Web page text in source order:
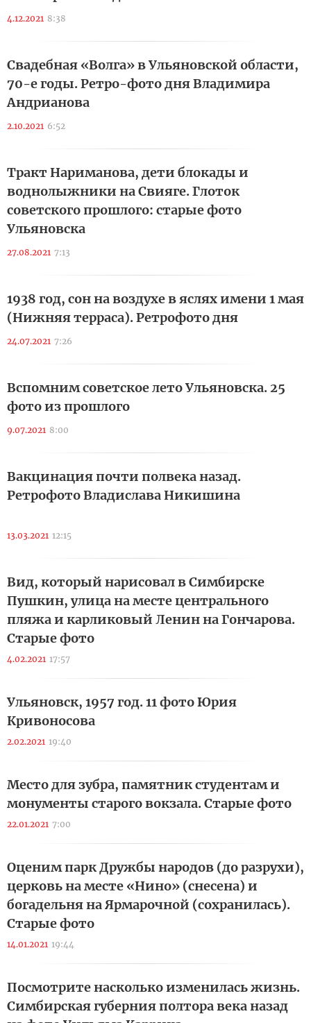
4.12.2021 8:38
Свадебная «Волга» в Ульяновской области,
70-е годы. Ретро-фото дня Владимира
Андрианова
2.10.2021 6:52
Тракт Нариманова, дети блокады и
воднолыжники на Свияге. Глоток
советского прошлого: старые фото
Ульяновска
27.08.2021 7:13
1938 год, сон на воздухе в яслях имени 1 мая
(Нижняя терраса). Ретрофото дня
24.07.2021 7:26
Вспомним советское лето Ульяновска. 25
фото из прошлого
9.07.2021 8:00
Вакцинация почти полвека назад.
Ретрофото Владислава Никишина
13.03.2021 12:15
Вид, который нарисовал в Симбирске
Пушкин, улица на месте центрального
пляжа и карликовый Ленин на Гончарова.
Старые фото
4.02.2021 17:57
Ульяновск, 1957 год. 11 фото Юрия
Кривоносова
2.02.2021 19:40
Место для зубра, памятник студентам и
монументы старого вокзала. Старые фото
22.01.2021 7:00
Оценим парк Дружбы народов (до разрухи),
церковь на месте «Нино» (снесена) и
богадельня на Ярмарочной (сохранилась).
Старые фото
14.01.2021 19:44
Посмотрите насколько изменилась жизнь.
Симбирская губерния полтора века назад